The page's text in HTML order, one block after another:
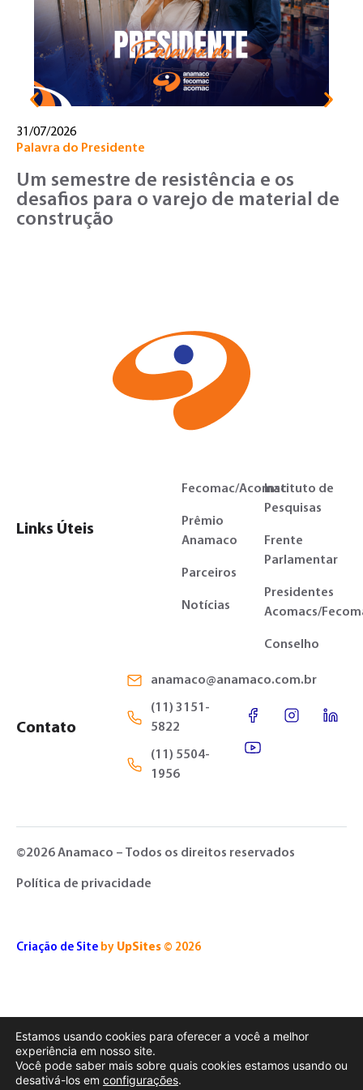
31/07/2026
Palavra do Presidente
Um semestre de resistência e os
desafios para o varejo de material de
construção
Links Úteis
Fecomac/Acomac
Prêmio
Anamaco
Parceiros
Notícias
Instituto de
Pesquisas
Frente
Parlamentar
Presidentes
Acomacs/
Conselho
Contato
anamaco@anamaco.com.br
(11) 3151-
5822
(11) 5504-
1956
©2026 Anamaco – Todos os direitos reservados
Política de privacidade
Criação de Site by UpSites © 2026
Estamos usando cookies para oferecer a você a melhor
experiência em nosso site.
Você pode saber mais sobre quais cookies estamos usando ou
desativá-los em configurações.